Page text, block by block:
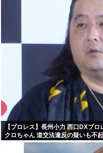
【プロレス】長州小力 西口DXプ
クロちゃん 道交法違反の疑いも不